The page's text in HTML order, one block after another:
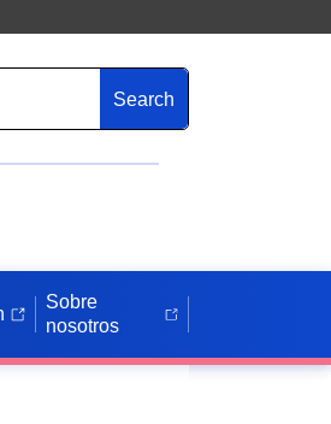
Search
Sobre
nosotros